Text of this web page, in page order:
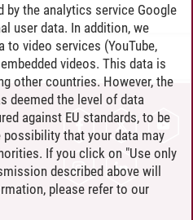
by the analytics service Google
user data. In addition, we
video services (YouTube,
videos. This data is
other countries. However, the
deemed the level of data
against EU standards, to be
that your data may
If you click on "Use only
described above will
please refer to our